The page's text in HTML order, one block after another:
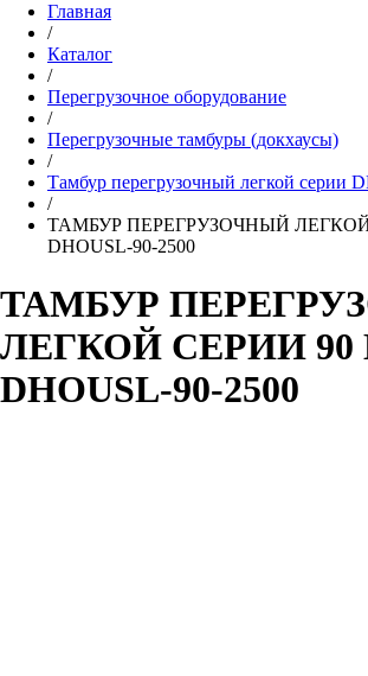
Главная
/
Каталог
/
Перегрузочное оборудование
/
Перегрузочные тамбуры (докхаусы)
/
Тамбур перегрузочный легкой серии
/
ТАМБУР ПЕРЕГРУЗОЧНЫЙ ЛЕГКОЙ
DHOUSL-90-2500
ТАМБУР
ЛЕГКОЙ СЕРИИ 90
DHOUSL-90-2500